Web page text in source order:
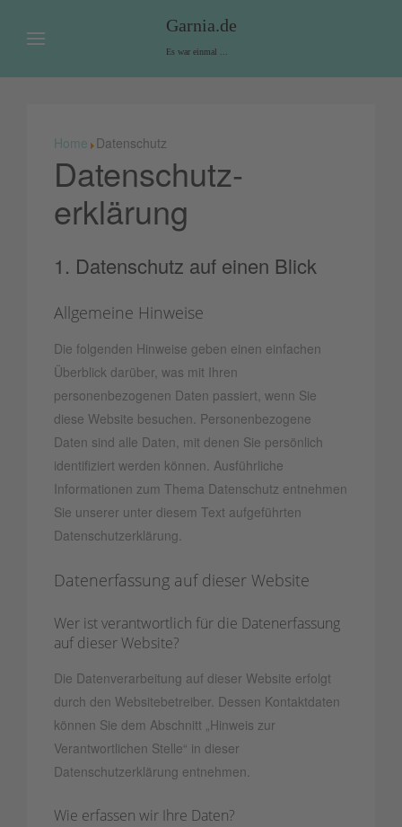
Garnia.de
Es war einmal ...
Home Datenschutz
Datenschutz­
erklärung
1. Datenschutz auf einen Blick
Allgemeine Hinweise
Die folgenden Hinweise geben einen einfachen
Überblick darüber, was mit Ihren
personenbezogenen Daten passiert, wenn Sie
diese Website besuchen. Personenbezogene
Daten sind alle Daten, mit denen Sie persönlich
identifiziert werden können. Ausführliche
Informationen zum Thema Datenschutz entnehmen
Sie unserer unter diesem Text aufgeführten
Datenschutzerklärung.
Datenerfassung auf dieser Website
Wer ist verantwortlich für die Datenerfassung
auf dieser Website?
Die Datenverarbeitung auf dieser Website erfolgt
durch den Websitebetreiber. Dessen Kontaktdaten
können Sie dem Abschnitt „Hinweis zur
Verantwortlichen Stelle“ in dieser
Datenschutzerklärung entnehmen.
Wie erfassen wir Ihre Daten?